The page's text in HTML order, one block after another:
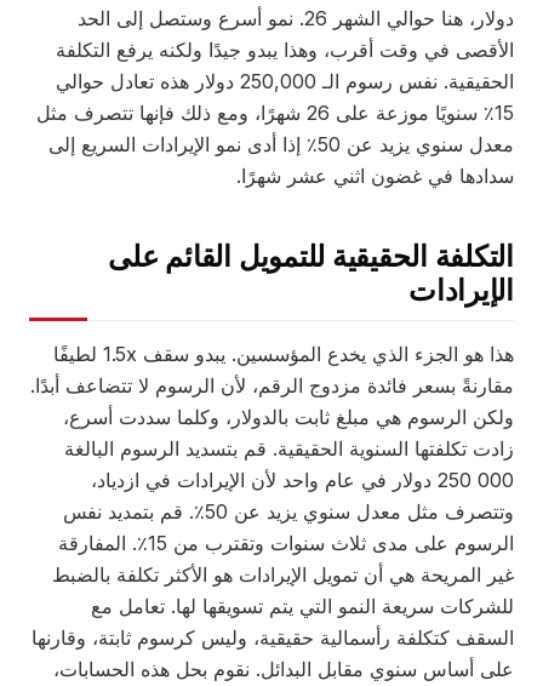
دولار، هنا حوالي الشهر 26. نمو أسرع وستصل إلى الحد
الأقصى في وقت أقرب، وهذا يبدو جيدًا ولكنه يرفع التكلفة
الحقيقية. نفس رسوم الـ 250,000 دولار هذه تعادل حوالي
15٪ سنويًا موزعة على 26 شهرًا، ومع ذلك فإنها تتصرف مثل
معدل سنوي يزيد عن 50٪ إذا أدى نمو الإيرادات السريع إلى
سدادها في غضون اثني عشر شهرًا.
التكلفة الحقيقية للتمويل القائم على
الإيرادات
هذا هو الجزء الذي يخدع المؤسسين. يبدو سقف 1.5x لطيفًا
مقارنةً بسعر فائدة مزدوج الرقم، لأن الرسوم لا تتضاعف أبدًا.
ولكن الرسوم هي مبلغ ثابت بالدولار، وكلما سددت أسرع،
زادت تكلفتها السنوية الحقيقية. قم بتسديد الرسوم البالغة
000 250 دولار في عام واحد لأن الإيرادات في ازدياد،
وتتصرف مثل معدل سنوي يزيد عن 50٪. قم بتمديد نفس
الرسوم على مدى ثلاث سنوات وتقترب من 15٪. المفارقة
غير المريحة هي أن تمويل الإيرادات هو الأكثر تكلفة بالضبط
للشركات سريعة النمو التي يتم تسويقها لها. تعامل مع
السقف كتكلفة رأسمالية حقيقية، وليس كرسوم ثابتة، وقارنها
على أساس سنوي مقابل البدائل. نقوم بحل هذه الحسابات،